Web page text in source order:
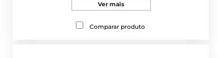
Ver mais
Comparar produto